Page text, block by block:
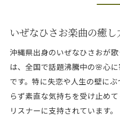
いぜなひさお楽曲の癒
沖縄県出身のいぜなひさおが歌
は、全国で話題沸騰中の🌸心
です。特に失恋や人生の壁に
らず素直な気持ちを受け止め
リスナーに支持されています。